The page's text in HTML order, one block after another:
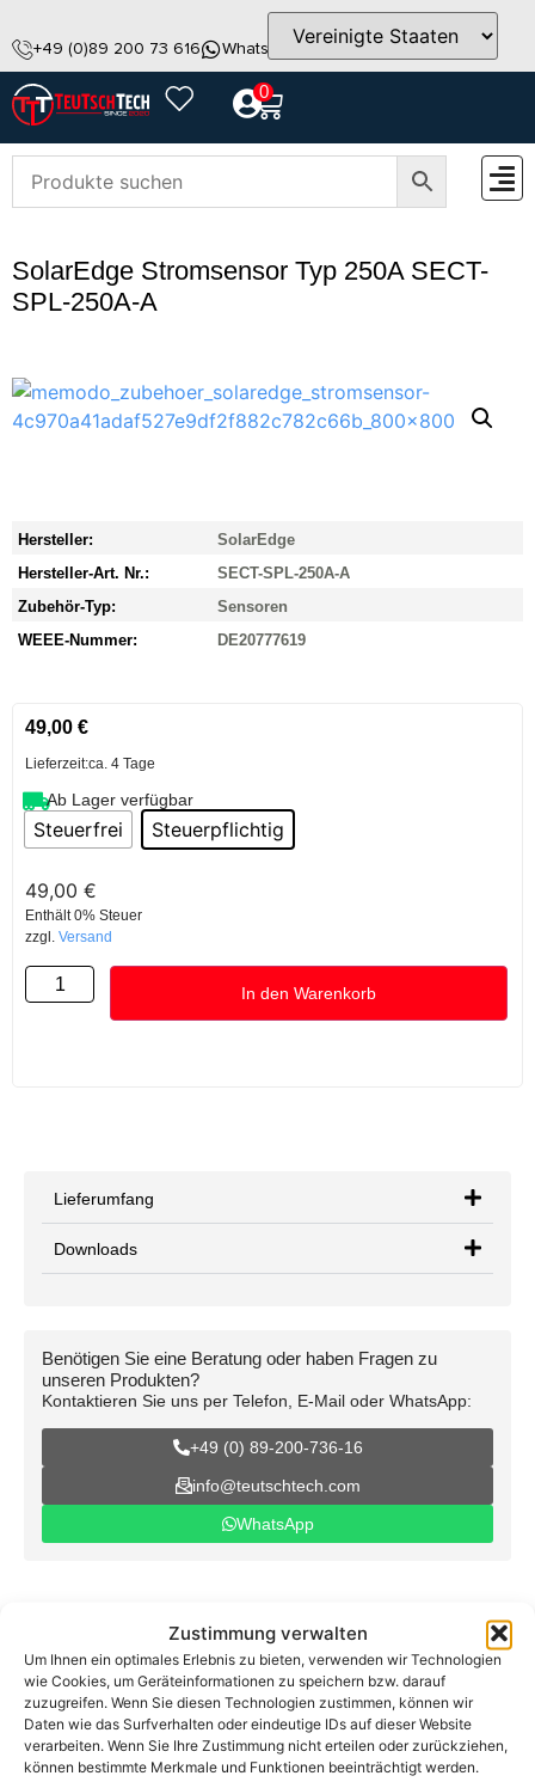
Zustimmung verwalten
Um Ihnen ein optimales Erlebnis zu bieten, verwenden wir Technologien
wie Cookies, um Geräteinformationen zu speichern bzw. darauf
zuzugreifen. Wenn Sie diesen Technologien zustimmen, können wir
Daten wie das Surfverhalten oder eindeutige IDs auf dieser Website
verarbeiten. Wenn Sie Ihre Zustimmung nicht erteilen oder zurückziehen,
können bestimmte Merkmale und Funktionen beeinträchtigt werden.
+49 (0)89 200 73 616 WhatsApp info@teutschtech.com
0
SolarEdge Stromsensor Typ 250A SECT-
SPL-250A-A
Hersteller:
SolarEdge
Hersteller-Art. Nr.:
SECT-SPL-250A-A
Zubehör-Typ:
Sensoren
WEEE-Nummer:
DE20777619
49,00 €
Lieferzeit:ca. 4 Tage
Ab Lager verfügbar
Steuerfrei Steuerpflichtig
49,00 €
Enthält 0% Steuer
zzgl. Versand
In den Warenkorb
Lieferumfang
Downloads
Benötigen Sie eine Beratung oder haben Fragen zu
unseren Produkten?
Kontaktieren Sie uns per Telefon, E-Mail oder WhatsApp:
+49 (0) 89-200-736-16
info@teutschtech.com
WhatsApp
Modbus Stromsensor 250 A für
SolarEdge Modbus Energiezähler
Produktvorteile: